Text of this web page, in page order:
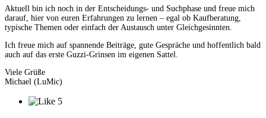
Aktuell bin ich noch in der Entscheidungs‑ und Suchphase und freue mich
darauf, hier von euren Erfahrungen zu lernen – egal ob Kaufberatung,
typische Themen oder einfach der Austausch unter Gleichgesinnten.
Ich freue mich auf spannende Beiträge, gute Gespräche und hoffentlich bald
auch auf das erste Guzzi‑Grinsen im eigenen Sattel.
Viele Grüße
Michael (LuMic)
5